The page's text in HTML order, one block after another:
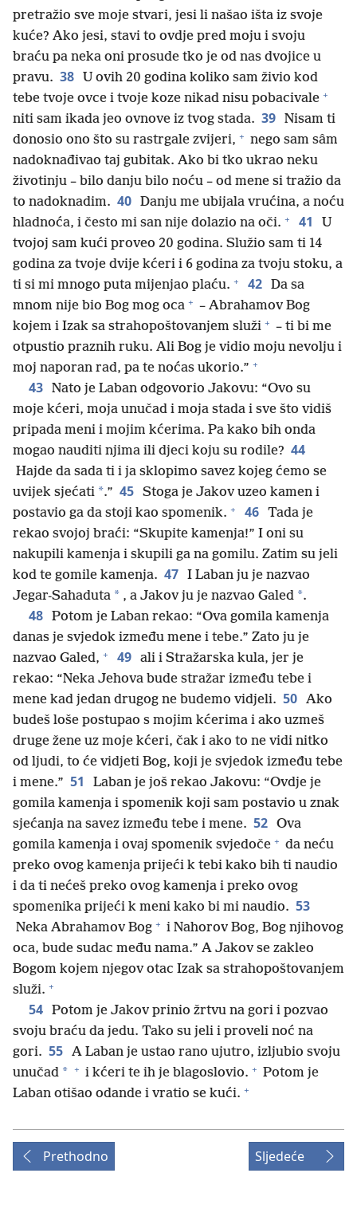
pretražio sve moje stvari, jesi li našao išta iz svoje
kuće? Ako jesi, stavi to ovdje pred moju i svoju
braću pa neka oni prosude tko je od nas dvojice u
pravu. 38
U ovih 20 godina koliko sam živio kod
tebe tvoje ovce i tvoje koze nikad nisu pobacivale +
niti sam ikada jeo ovnove iz tvog stada. 39 Nisam ti
donosio ono što su rastrgale zvijeri, + nego sam sâm
nadoknađivao taj gubitak. Ako bi tko ukrao neku
životinju – bilo danju bilo noću – od mene si tražio da
to nadoknadim. 40 Danju me ubijala vrućina, a noću
hladnoća, i često mi san nije dolazio na oči. + 41
U
tvojoj sam kući proveo 20 godina. Služio sam ti 14
godina za tvoje dvije kćeri i 6 godina za tvoju stoku, a
ti si mi mnogo puta mijenjao plaću. + 42 Da sa
mnom nije bio Bog mog oca + – Abrahamov Bog
kojem i Izak sa strahopoštovanjem služi + – ti bi me
otpustio praznih ruku. Ali Bog je vidio moju nevolju i
moj naporan rad, pa te noćas ukorio.” +
43 Nato je Laban odgovorio Jakovu: “Ovo su
moje kćeri, moja unučad i moja stada i sve što vidiš
pripada meni i mojim kćerima. Pa kako bih onda
mogao nauditi njima ili djeci koju su rodile? 44
Hajde da sada ti i ja sklopimo savez kojeg ćemo se
uvijek sjećati *.” 45 Stoga je Jakov uzeo kamen i
postavio ga da stoji kao spomenik. + 46 Tada je
rekao svojoj braći: “Skupite kamenja!” I oni su
nakupili kamenja i skupili ga na gomilu. Zatim su jeli
kod te gomile kamenja. 47 I Laban ju je nazvao
Jegar-Sahaduta * , a Jakov ju je nazvao Galed *.
48 Potom je Laban rekao: “Ova gomila kamenja
danas je svjedok između mene i tebe.” Zato ju je
nazvao Galed, + 49 ali i Stražarska kula, jer je
rekao: “Neka Jehova bude stražar između tebe i
mene kad jedan drugog ne budemo vidjeli. 50 Ako
budeš loše postupao s mojim kćerima i ako uzmeš
druge žene uz moje kćeri, čak i ako to ne vidi nitko
od ljudi, to će vidjeti Bog, koji je svjedok između tebe
i mene.” 51
Laban je još rekao Jakovu: “Ovdje je
gomila kamenja i spomenik koji sam postavio u znak
sjećanja na savez između tebe i mene. 52 Ova
gomila kamenja i ovaj spomenik svjedoče + da neću
preko ovog kamenja prijeći k tebi kako bih ti naudio
i da ti nećeš preko ovog kamenja i preko ovog
spomenika prijeći k meni kako bi mi naudio. 53
Neka Abrahamov Bog + i Nahorov Bog, Bog njihovog
oca, bude sudac među nama.” A Jakov se zakleo
Bogom kojem njegov otac Izak sa strahopoštovanjem
služi. +
54 Potom je Jakov prinio žrtvu na gori i pozvao
svoju braću da jedu. Tako su jeli i proveli noć na
gori. 55 A Laban je ustao rano ujutro, izljubio svoju
unučad * + i kćeri te ih je blagoslovio. + Potom je
Laban otišao odande i vratio se kući. +
Prethodno Sljedeće